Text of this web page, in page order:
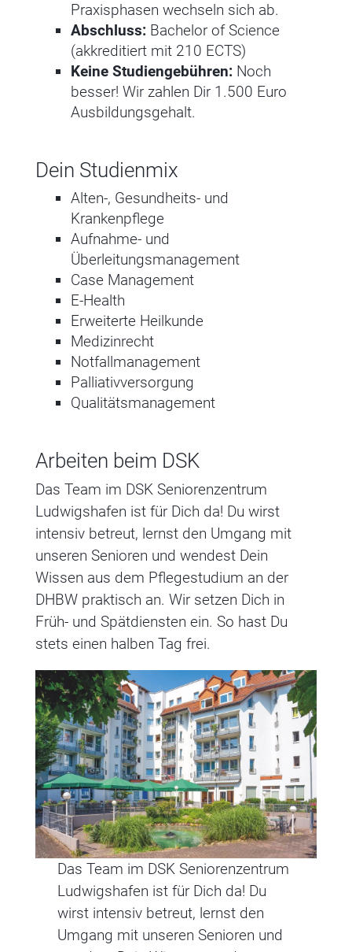
Praxisphasen wechseln sich ab.
Abschluss: Bachelor of Science
(akkreditiert mit 210 ECTS)
Keine Studiengebühren: Noch
besser! Wir zahlen Dir 1.500 Euro
Ausbildungsgehalt.
Dein Studienmix
Alten-, Gesundheits- und
Krankenpflege
Aufnahme- und
Überleitungsmanagement
Case Management
E-Health
Erweiterte Heilkunde
Medizinrecht
Notfallmanagement
Palliativversorgung
Qualitätsmanagement
Arbeiten beim DSK
Das Team im DSK Seniorenzentrum
Ludwigshafen ist für Dich da! Du wirst
intensiv betreut, lernst den Umgang mit
unseren Senioren und wendest Dein
Wissen aus dem Pflegestudium an der
DHBW praktisch an. Wir setzen Dich in
Früh- und Spätdiensten ein. So hast Du
stets einen halben Tag frei.
Das Team im DSK Seniorenzentrum
Ludwigshafen ist für Dich da! Du
wirst intensiv betreut, lernst den
Umgang mit unseren Senioren und